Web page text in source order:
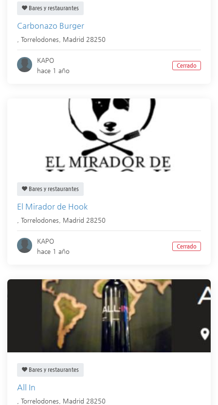
Bares y restaurantes
Carbonazo Burger
Torrelodones Madrid 28250
KAPO
hace 1 año
Cerrado
Bares y restaurantes
El Mirador de Hook
Torrelodones Madrid 28250
KAPO
hace 1 año
Cerrado
Bares y restaurantes
All In
Torrelodones Madrid 28250